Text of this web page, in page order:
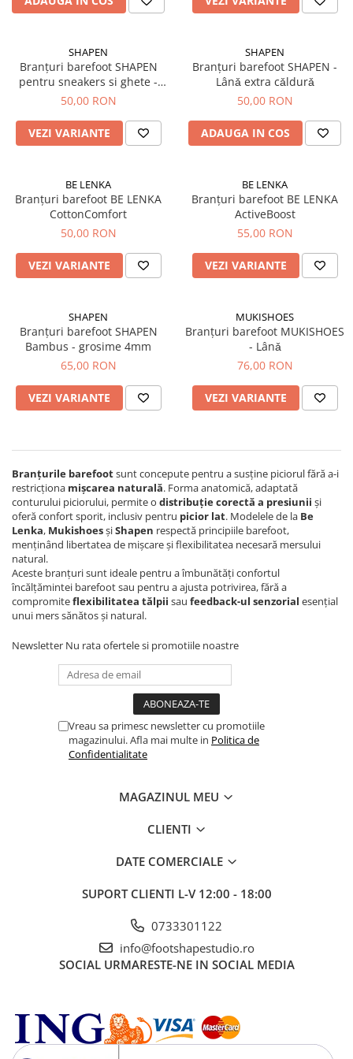
SHAPEN
Branțuri barefoot SHAPEN
pentru sneakers si ghete -
grosime 3mm
50,00 RON
VEZI VARIANTE
SHAPEN
Branțuri barefoot SHAPEN -
Lânǎ extra cǎldurǎ
50,00 RON
ADAUGA IN COS
BE LENKA
Branțuri barefoot BE LENKA
CottonComfort
50,00 RON
VEZI VARIANTE
BE LENKA
Branțuri barefoot BE LENKA
ActiveBoost
55,00 RON
VEZI VARIANTE
SHAPEN
Branțuri barefoot SHAPEN
Bambus - grosime 4mm
65,00 RON
VEZI VARIANTE
MUKISHOES
Branțuri barefoot MUKISHOES
- Lânǎ
76,00 RON
VEZI VARIANTE
Branțurile barefootsunt concepute pentru a susține piciorul fără a-i
restricționa mișcarea naturală. Forma anatomică, adaptată
conturului piciorului, permite o distribuție corectă a presiunii și
oferă confort sporit, inclusiv pentru picior lat. Modelele de la Be
Lenka, MukishoesșiShapen respectă principiile barefoot,
menținând libertatea de mișcare și flexibilitatea necesară mersului
natural.
Aceste branțuri sunt ideale pentru a îmbunătăți confortul
încălțămintei barefoot sau pentru a ajusta potrivirea, fără a
compromiteflexibilitatea tălpii sau feedback-ul senzorial esențial
unui mers sănătos și natural.
Newsletter Nu rata ofertele si promotiile noastre
Vreau sa primesc newsletter cu promotiile
magazinului. Afla mai multe in Politica de
Confidentialitate
MAGAZINUL MEU
CLIENTI
DATE COMERCIALE
SUPORT CLIENTI L-V 12:00 - 18:00
0733301122
info@footshapestudio.ro
SOCIAL URMARESTE-NE IN SOCIAL MEDIA